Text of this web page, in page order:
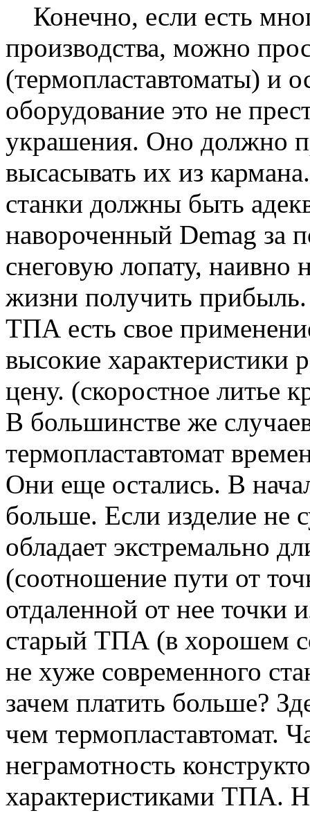
Конечно, если есть
производства, можно
(термопластавтоматы) и
оборудование это не
украшения. Оно должно
высасывать их из
станки должны быть
навороченный Demag за
снеговую лопату, наивно
жизни получить
ТПА есть свое
высокие
цену. (скоростное литье
В большинстве же
термопластавтомат
Они еще остались. В
больше. Если изделие не
обладает экстремально
(соотношение пути от
отдаленной от нее точки
старый ТПА (в хорошем
не хуже современного
зачем платить больше?
чем термопластавтомат.
неграмотность
характеристиками ТПА.